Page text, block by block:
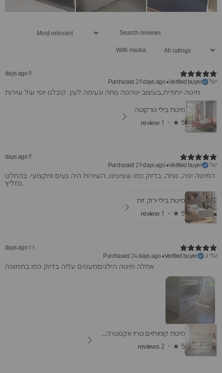
With media
9 days ago
יעל
Verified buyer
•
Purchased 29 days ago
מיטה ייחודית,בעיצוב יפהפה נוחה ונעימה לעין. קיבלנו יופי של שירות
מיטת בילי טרקוטה
5
★ ·
1 review
9 days ago
יעל
Verified buyer
•
Purchased 29 days ago
המיטה יפה, נוחה, בדיוק כמו שציפינו, השירות היה נעים ומקצועי. בהחלט
נמליץ.
מיטת בילי ירוק זית
5
★ ·
1 review
11 days ago
עדי נ.
Verified buyer
•
Purchased 24 days ago
אחלה מיטה הילגיםמעפים עליה בדיוק כמו בתמוונה
מיטת קומותיים טריו אקסטרה- עם מיטת חבר ומגירות
5
★ ·
2 reviews